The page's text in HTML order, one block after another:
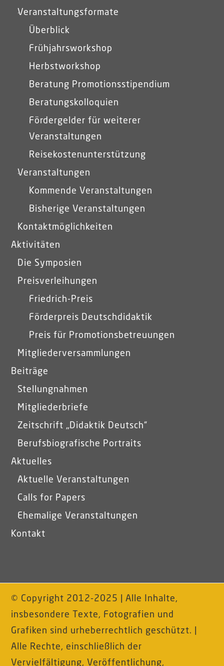
Veranstaltungsformate
Überblick
Frühjahrsworkshop
Herbstworkshop
Beratung Promotionsstipendium
Beratungskolloquien
Fördergelder für weiterer
Veranstaltungen
Reisekostenunterstützung
Veranstaltungen
Kommende Veranstaltungen
Bisherige Veranstaltungen
Kontaktmöglichkeiten
Aktivitäten
Die Symposien
Preisverleihungen
Friedrich-Preis
Förderpreis Deutschdidaktik
Preis für Promotionsbetreuungen
Mitgliederversammlungen
Beiträge
Stellungnahmen
Mitgliederbriefe
Zeitschrift „Didaktik Deutsch“
Berufsbiografische Portraits
Aktuelles
Aktuelle Veranstaltungen
Calls for Papers
Ehemalige Veranstaltungen
Kontakt
© Copyright 2012-2025 | Alle Inhalte,
insbesondere Texte, Fotografien und
Grafiken sind urheberrechtlich geschützt. |
Alle Rechte, einschließlich der
Vervielfältigung, Veröffentlichung,